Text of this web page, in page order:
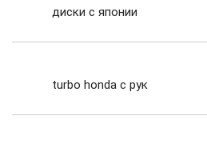
диски с японии
turbo honda с рук